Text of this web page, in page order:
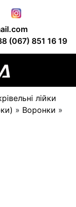
(067) 851 16 19
лійки
» Воронки »